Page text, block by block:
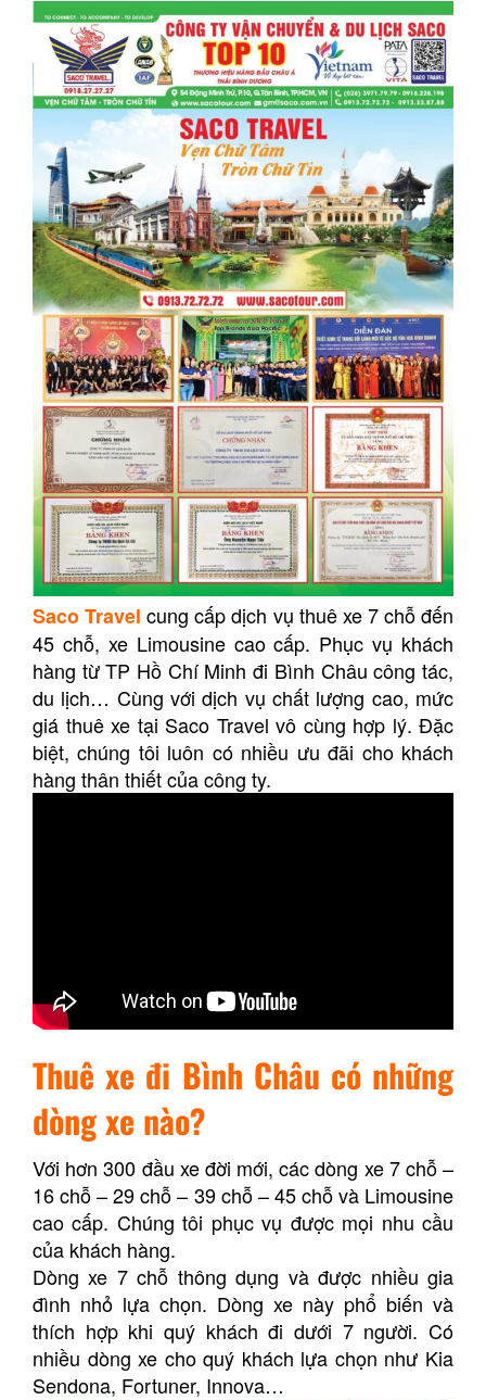
Saco Travel cung cấp dịch vụ thuê xe 7 chỗ đến
45 chỗ, xe Limousine cao cấp. Phục vụ khách
hàng từ TP Hồ Chí Minh đi Bình Châu công tác,
du lịch… Cùng với dịch vụ chất lượng cao, mức
giá thuê xe tại Saco Travel vô cùng hợp lý. Đặc
biệt, chúng tôi luôn có nhiều ưu đãi cho khách
hàng thân thiết của công ty.
Thuê xe đi Bình Châu có những
dòng xe nào?
Với hơn 300 đầu xe đời mới, các dòng xe 7 chỗ –
16 chỗ – 29 chỗ – 39 chỗ – 45 chỗ và Limousine
cao cấp. Chúng tôi phục vụ được mọi nhu cầu
của khách hàng.
Dòng xe 7 chỗ thông dụng và được nhiều gia
đình nhỏ lựa chọn. Dòng xe này phổ biến và
thích hợp khi quý khách đi dưới 7 người. Có
nhiều dòng xe cho quý khách lựa chọn như Kia
Sendona, Fortuner, Innova…